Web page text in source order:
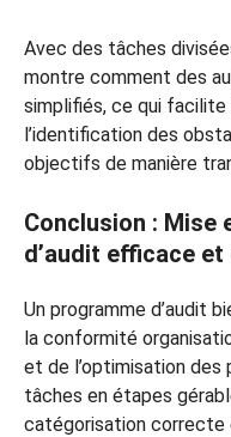
Avec des tâches
montre comment des
simplifiés, ce qui facilite
l’identification des
objectifs de manière
Conclusion : Mise
d’audit efficace
Un programme d’audit
la conformité
et de l’optimisation des
tâches en étapes
catégorisation correcte